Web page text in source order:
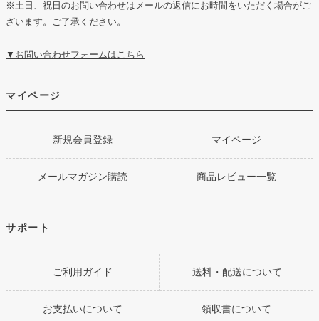
※土日、祝日のお問い合わせはメールの返信にお時間をいただく場合がご
ざいます。ご了承ください。
▼お問い合わせフォームはこちら
マイページ
新規会員登録 マイページ
メールマガジン購読 商品レビュー一覧
サポート
ご利用ガイド 送料・配送について
お支払いについて 領収書について